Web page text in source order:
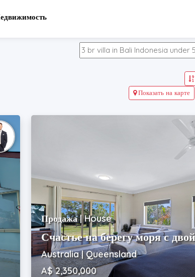
Показать на карте
Продажа | House
Счастье на берегу моря с
Australia | Queensland
A$ 2,350,000